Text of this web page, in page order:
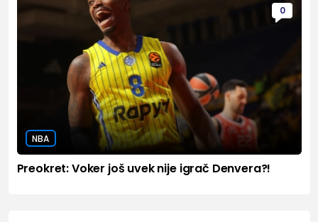
0
NBA
Preokret: Voker još uvek nije igrač Denvera?!